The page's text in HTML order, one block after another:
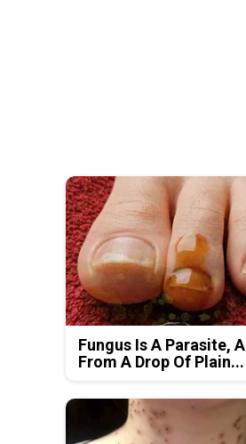
Fungus Is A Parasite,
From A Drop Of Plain...